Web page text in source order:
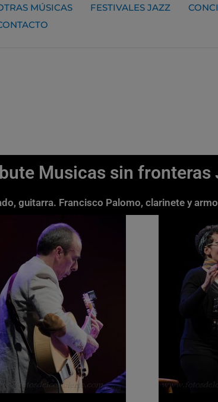
MÚSICAS FESTIVALES JAZZ
Musicas sin
guitarra. Francisco Palomo, clarinete y